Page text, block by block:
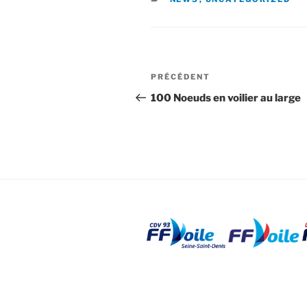
Navigation
de
Article
précédent
PRÉCÉDENT
100 Noeuds en voilier au large